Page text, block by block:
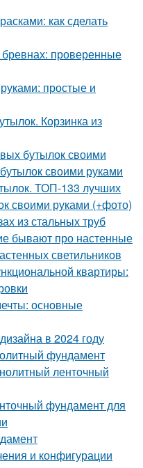
как сделать
проверенные
простые и
Корзинка из
бутылок своими
своими руками
ТОП-133 лучших
своими руками (+фото)
из стальных труб
бывают про настенные
светильников
квартиры:
основные
в 2024 году
фундамент
ленточный
фундамент для
и конфигурации